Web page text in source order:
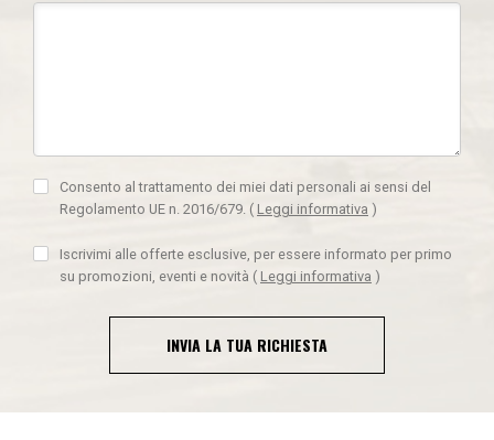
Consento al trattamento dei miei dati personali ai sensi del
Regolamento UE n. 2016/679. ( Leggi informativa )
Iscrivimi alle offerte esclusive, per essere informato per primo
su promozioni, eventi e novità ( Leggi informativa )
INVIA LA TUA RICHIESTA